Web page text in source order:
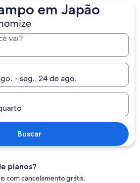
em Japão
vai?
- seg., 24 de ago.
Buscar
planos?
com cancelamento grátis.